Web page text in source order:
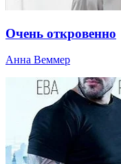
Очень откровенно
Анна Веммер